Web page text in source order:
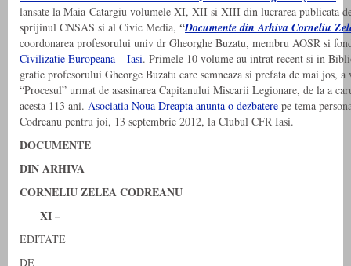
lansate la Maia-Catargiu volumele XI, XII si XIII din lucrarea publicata
sprijinul CNSAS si al Civic Media, “Documente din Arhiva Corneliu
coordonarea profesorului univ dr Gheorghe Buzatu, membru AOSR si
Civilizatie Europeana – Iasi. Primele 10 volume au intrat recent si in
gratie profesorului Gheorge Buzatu care semneaza si prefata de mai jos,
“Procesul” urmat de asasinarea Capitanului Miscarii Legionare, de la a
acesta 113 ani. Asociatia Noua Dreapta anunta o dezbatere pe tema
Codreanu pentru joi, 13 septembrie 2012, la Clubul CFR Iasi.
DOCUMENTE
DIN ARHIVA
CORNELIU ZELEA CODREANU
– XI –
EDITATE
DE